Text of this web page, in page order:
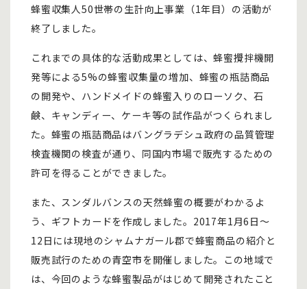
蜂蜜収集人50世帯の生計向上事業（1年目）の活動が
終了しました。
これまでの具体的な活動成果としては、蜂蜜攪拌機開
発等による5%の蜂蜜収集量の増加、蜂蜜の瓶詰商品
の開発や、ハンドメイドの蜂蜜入りのローソク、石
鹸、キャンディー、ケーキ等の試作品がつくられまし
た。蜂蜜の瓶詰商品はバングラデシュ政府の品質管理
検査機関の検査が通り、同国内市場で販売するための
許可を得ることができました。
また、スンダルバンスの天然蜂蜜の概要がわかるよ
う、ギフトカードを作成しました。2017年1月6日～
12日には現地のシャムナガール郡で蜂蜜商品の紹介と
販売試行のための青空市を開催しました。この地域で
は、今回のような蜂蜜製品がはじめて開発されたこと